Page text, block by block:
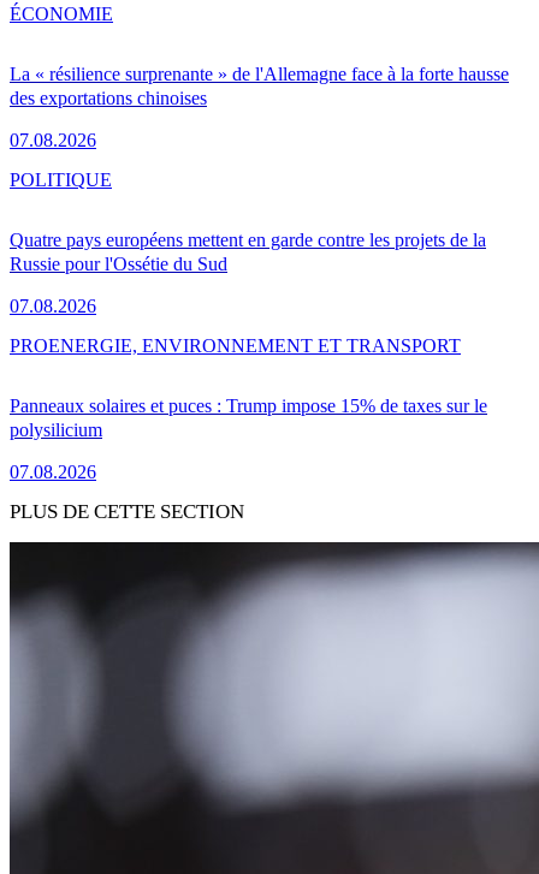
La « résilience surprenante » de l'Allemagne face à la forte hausse
des exportations chinoises
07.08.2026
ÉCONOMIE
Quatre pays européens mettent en garde contre les projets de la
Russie pour l'Ossétie du Sud
07.08.2026
POLITIQUE
Panneaux solaires et puces : Trump impose 15% de taxes sur le
polysilicium
07.08.2026
PROENERGIE, ENVIRONNEMENT ET TRANSPORT
PLUS DE CETTE SECTION